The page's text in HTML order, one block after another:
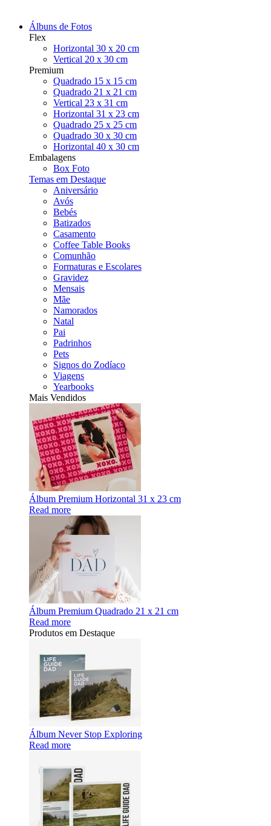
Álbuns de Fotos
Flex
Horizontal 30 x 20 cm
Vertical 20 x 30 cm
Premium
Quadrado 15 x 15 cm
Quadrado 21 x 21 cm
Vertical 23 x 31 cm
Horizontal 31 x 23 cm
Quadrado 25 x 25 cm
Quadrado 30 x 30 cm
Horizontal 40 x 30 cm
Embalagens
Box Foto
Temas em Destaque
Aniversário
Avós
Bebés
Batizados
Casamento
Coffee Table Books
Comunhão
Formaturas e Escolares
Gravidez
Mensais
Mãe
Namorados
Natal
Pai
Padrinhos
Pets
Signos do Zodíaco
Viagens
Yearbooks
Mais Vendidos
Álbum Premium Horizontal 31 x 23 cm
Read more
Álbum Premium Quadrado 21 x 21 cm
Read more
Produtos em Destaque
Álbum Never Stop Exploring
Read more